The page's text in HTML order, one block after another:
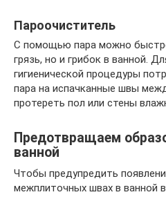
Пароочиститель
С помощью пара можно
грязь, но и грибок в ванной.
гигиенической процедуры
пара на испачканные швы
протереть пол или стены
Предотвращаем
ванной
Чтобы предупредить
межплиточных швах в ванной